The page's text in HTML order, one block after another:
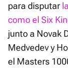
para disputar
como el Six
junto a Novak
Medvedev y
el Masters